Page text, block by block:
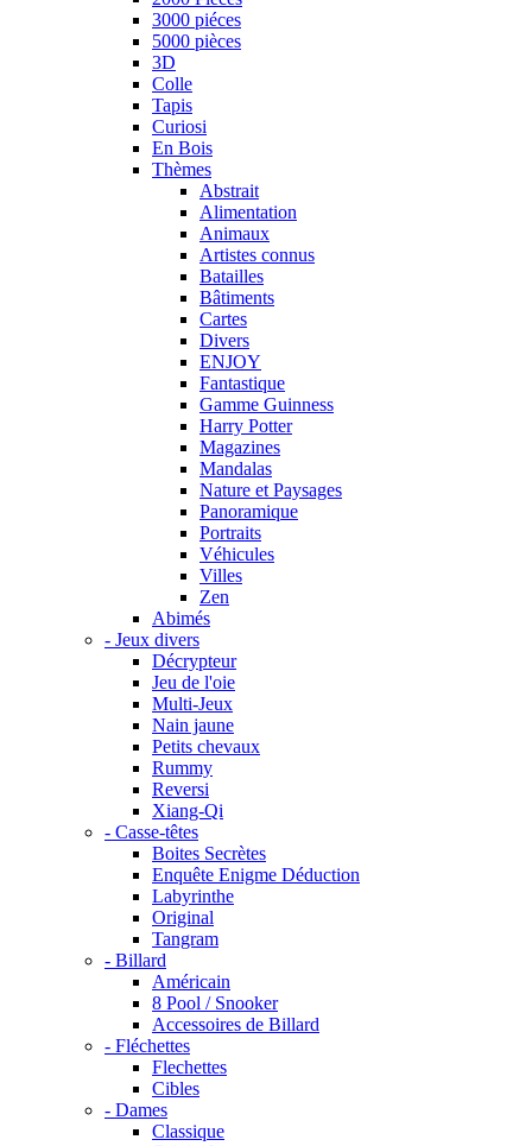
3000 piéces
5000 pièces
3D
Colle
Tapis
Curiosi
En Bois
Thèmes
Abstrait
Alimentation
Animaux
Artistes connus
Batailles
Bâtiments
Cartes
Divers
ENJOY
Fantastique
Gamme Guinness
Harry Potter
Magazines
Mandalas
Nature et Paysages
Panoramique
Portraits
Véhicules
Villes
Zen
Abimés
- Jeux divers
Décrypteur
Jeu de l'oie
Multi-Jeux
Nain jaune
Petits chevaux
Rummy
Reversi
Xiang-Qi
- Casse-têtes
Boites Secrètes
Enquête Enigme Déduction
Labyrinthe
Original
Tangram
- Billard
Américain
8 Pool / Snooker
Accessoires de Billard
- Fléchettes
Flechettes
Cibles
- Dames
Classique